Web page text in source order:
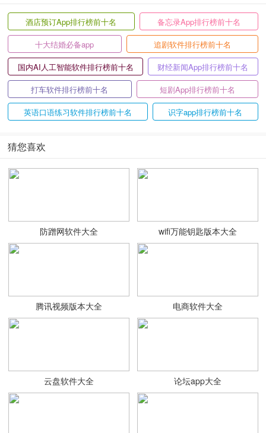
酒店预订App排行榜前十名
备忘录App排行榜前十名
十大结婚必备app
追剧软件排行榜前十名
国内AI人工智能软件排行榜前十名
财经新闻App排行榜前十名
打车软件排行榜前十名
短剧App排行榜前十名
英语口语练习软件排行榜前十名
识字app排行榜前十名
猜您喜欢
防蹭网软件大全 wifi万能钥匙版本大全
腾讯视频版本大全 电商软件大全
云盘软件大全 论坛app大全